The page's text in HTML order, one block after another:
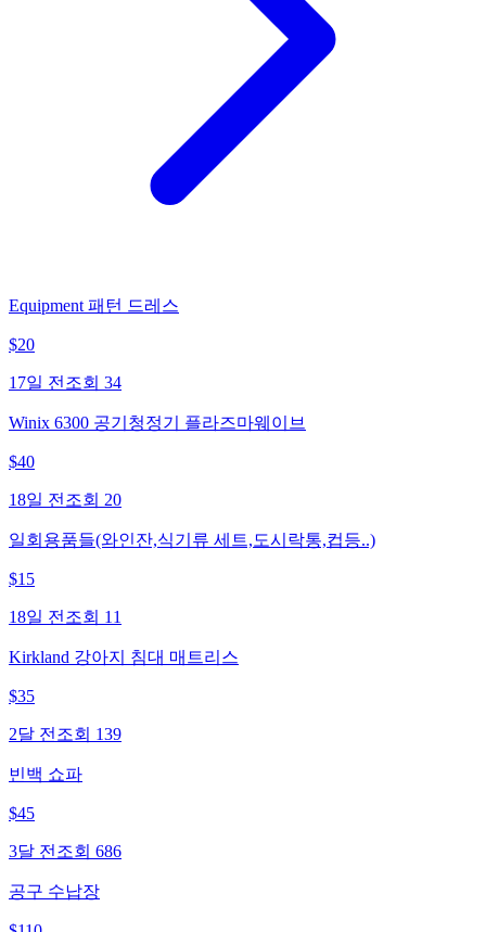
Equipment 패턴 드레스
$20
17일 전 조회 34
Winix 6300 공기청정기 플라즈마웨이브
$40
18일 전 조회 20
일회용품들(와인잔,식기류 세트,도시락통,컵등..)
$15
18일 전 조회 11
Kirkland 강아지 침대 매트리스
$35
2달 전 조회 139
빈백 쇼파
$45
3달 전 조회 686
공구 수납장